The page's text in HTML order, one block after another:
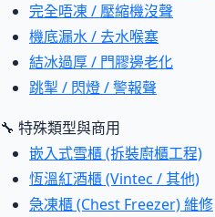
完全唔凍 / 壓縮機沒聲
機底漏水 / 去水喉塞
結冰過厚 / 門膠邊老化
跳掣 / 閃燈 / 警報聲
🔧 特殊類型與商用
嵌入式雪櫃 (拆裝廚櫃工程)
恆溫紅酒櫃 (Vintec / 其他)
急凍櫃 (Chest Freezer) 維修